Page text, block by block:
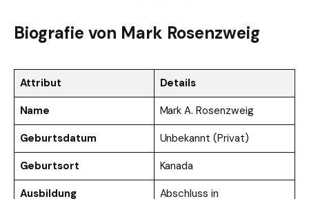
Biografie von Mark Rosenzweig
Attribut
Details
Name
Mark A. Rosenzweig
Geburtsdatum
Unbekannt (Privat)
Geburtsort
Kanada
Ausbildung
Abschluss in